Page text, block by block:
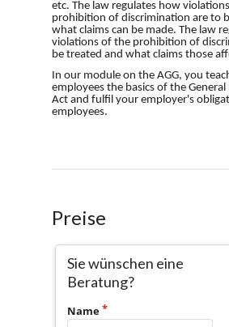
Preise
Sie wünschen eine
Beratung?
Name